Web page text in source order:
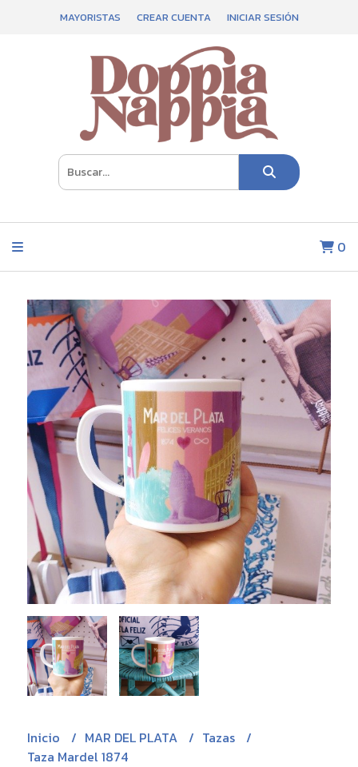
MAYORISTAS CREAR CUENTA INICIAR SESIÓN
0
Inicio MAR DEL PLATA
Tazas
Taza Mardel 1874